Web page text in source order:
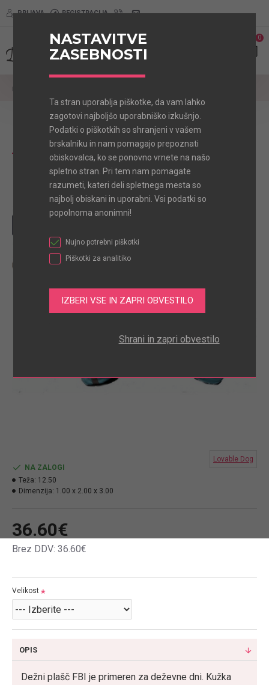
PRIJAVA REGISTRACIJA
0
Dežni plašč FBI Modra
ONLINE ONLY
36.60€
Brez DDV: 36.60€
NA ZALOGI
Teža: 12.50
Dimenzija: 1.00 x 2.00 x 3.00
Lovable Dog
Velikost
OPIS
Dežni plašč FBI je primeren za deževne dni. Kužka
NASTAVITVE
ZASEBNOSTI
Ta stran uporablja piškotke, da vam lahko
zagotovi najboljšo uporabniško izkušnjo.
Podatki o piškotkih so shranjeni v vašem
brskalniku in nam pomagajo prepoznati
obiskovalca, ko se ponovno vrnete na našo
spletno stran. Pri tem nam pomagate
razumeti, kateri deli spletnega mesta so
najbolj obiskani in uporabni. Vsi podatki so
popolnoma anonimni!
Nujno potrebni piškotki
Piškotki za analitiko
Shrani in zapri obvestilo